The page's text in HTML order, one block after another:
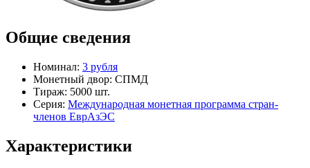
Общие сведения
Номинал: 3 рубля
Монетный двор: СПМД
Тираж: 5000 шт.
Серия: Международная монетная программа стран-
членов ЕврАзЭС
Характеристики